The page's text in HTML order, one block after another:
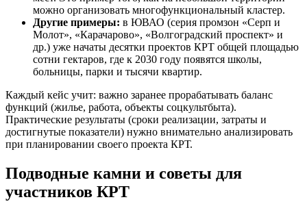
можно организовать многофункциональный кластер.
Другие примеры: в ЮВАО (серия промзон «Серп и
Молот», «Карачарово», «Волгоградский проспект» и
др.) уже начаты десятки проектов КРТ общей площадью
сотни гектаров, где к 2030 году появятся школы,
больницы, парки и тысячи квартир.
Каждый кейс учит: важно заранее прорабатывать баланс
функций (жилье, работа, объекты соцкультбыта).
Практические результаты (сроки реализации, затраты и
достигнутые показатели) нужно внимательно анализировать
при планировании своего проекта КРТ.
Подводные камни и советы для
участников КРТ